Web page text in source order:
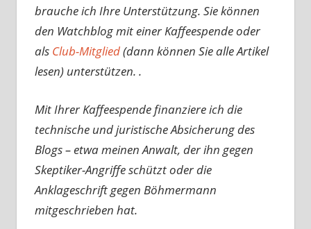
brauche ich Ihre Unterstützung. Sie können
den Watchblog mit einer Kaffeespende oder
als Club-Mitglied(dann können Sie alle Artikel
lesen) unterstützen. .
Mit Ihrer Kaffeespende finanziere ich die
technische und juristische Absicherung des
Blogs – etwa meinen Anwalt, der ihn gegen
Skeptiker-Angriffe schützt oder die
Anklageschrift gegen Böhmermann
mitgeschrieben hat.